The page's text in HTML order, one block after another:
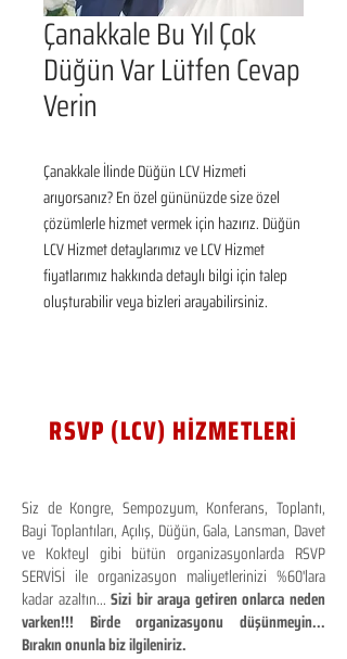
Çanakkale Bu Yıl Çok
Düğün Var Lütfen Cevap
Verin
Çanakkale İlinde Düğün LCV Hizmeti
arıyorsanız? En özel gününüzde size özel
çözümlerle hizmet vermek için hazırız. Düğün
LCV Hizmet detaylarımız ve LCV Hizmet
fiyatlarımız hakkında detaylı bilgi için talep
oluşturabilir veya bizleri arayabilirsiniz.
RSVP (LCV) HİZMETLERİ
Siz de Kongre, Sempozyum, Konferans, Toplantı,
Bayi Toplantıları, Açılış, Düğün, Gala, Lansman, Davet
ve Kokteyl gibi bütün organizasyonlarda RSVP
SERVİSİ ile organizasyon maliyetlerinizi %60'lara
kadar azaltın...Sizi bir araya getiren onlarca neden
varken!!! Birde organizasyonu düşünmeyin...
Bırakın onunla biz ilgileniriz.